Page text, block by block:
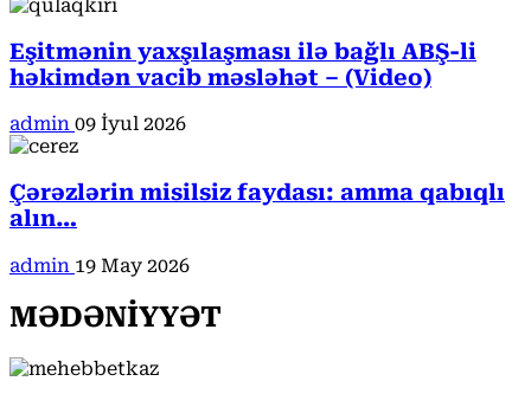
Eşitmənin yaxşılaşması ilə bağlı ABŞ-li
həkimdən vacib məsləhət – (Video)
admin 09 İyul 2026
Çərəzlərin misilsiz faydası: amma qabıqlı
alın…
admin 19 May 2026
MƏDƏNİYYƏT